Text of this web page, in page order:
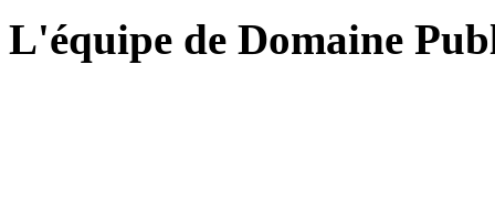
L'équipe de Domaine